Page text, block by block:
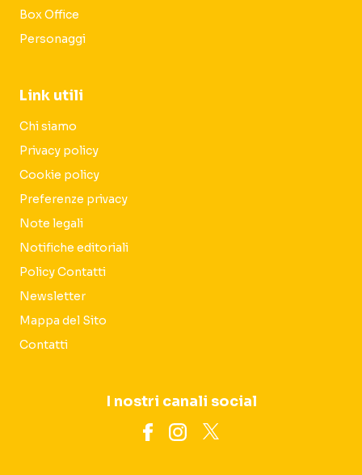
Box Office
Personaggi
Link utili
Chi siamo
Privacy policy
Cookie policy
Preferenze privacy
Note legali
Notifiche editoriali
Policy Contatti
Newsletter
Mappa del Sito
Contatti
I nostri canali social